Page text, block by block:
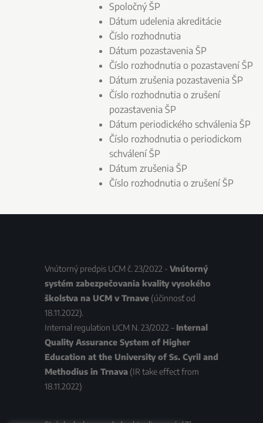
Spoločný ŠP
Dátum udelenia akreditácie
Číslo rozhodnutia
Dátum pozastavenia ŠP
Číslo rozhodnutia o pozastavení ŠP
Dátum zrušenia pozastavenia ŠP
Číslo rozhodnutia o zrušení
pozastavenia ŠP
Dátum periodického schválenia ŠP
Číslo rozhodnutia o periodickom
schválení ŠP
Dátum zrušenia ŠP
Číslo rozhodnutia o zrušení ŠP
Vnútorný predpis UCM č. 23/2022 - Vnútorný
systém zabezpečovania kvality vysokého
školstva na UCM v Trnave(účinnosť od
18.11.2022).
Internal regulation UCM N. 23/2022 – Internal
Quality Assurance System of Higher
Education at the University of Ss. Cyril and
Methodius in Trnava(IR take effect from
18.11.2022)